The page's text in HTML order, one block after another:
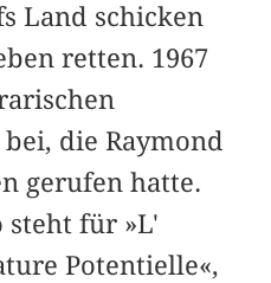
Land schicken
retten. 1967
die Raymond
gerufen hatte.
steht für »L'
Potentielle«,